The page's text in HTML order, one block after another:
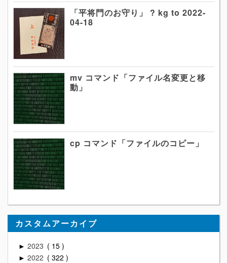
「平将門のお守り」 ? kg to 2022-
04-18
mv コマンド「ファイル名変更と移
動」
cp コマンド「ファイルのコピー」
カスタムアーカイブ
► 2023 15
► 2022 322